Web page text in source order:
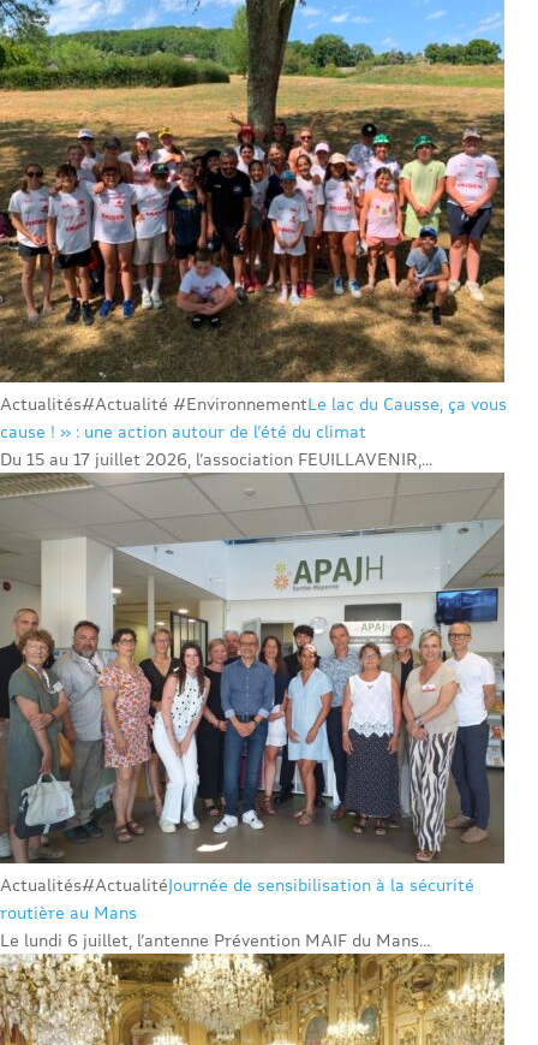
Actualités#Actualité #EnvironnementLe lac du Causse, ça vous
cause ! » : une action autour de l’été du climat
Du 15 au 17 juillet 2026, l’association FEUILLAVENIR,...
Actualités#ActualitéJournée de sensibilisation à la sécurité
routière au Mans
Le lundi 6 juillet, l’antenne Prévention MAIF du Mans...